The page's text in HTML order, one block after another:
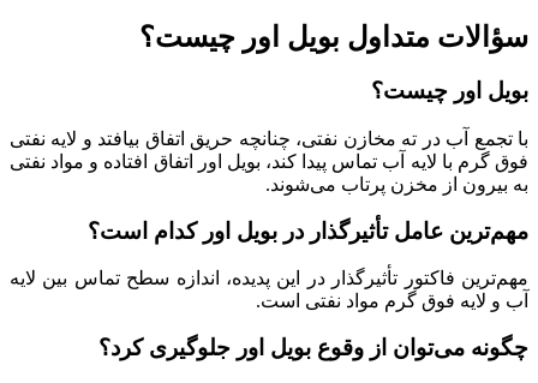
سؤالات متداول بویل اور چیست؟
بویل اور چیست؟
با تجمع آب در ته مخازن نفتی، چنانچه حریق اتفاق بیافتد و لایه نفتی
فوق گرم با لایه آب تماس پیدا کند، بویل اور اتفاق افتاده و مواد نفتی
به بیرون از مخزن پرتاب می‌شوند.
مهم‌ترین عامل تأثیرگذار در بویل اور کدام است؟
مهم‌ترین فاکتور تأثیرگذار در این پدیده، اندازه سطح تماس بین لایه
آب و لایه فوق گرم مواد نفتی است.
چگونه می‌توان از وقوع بویل اور جلوگیری کرد؟